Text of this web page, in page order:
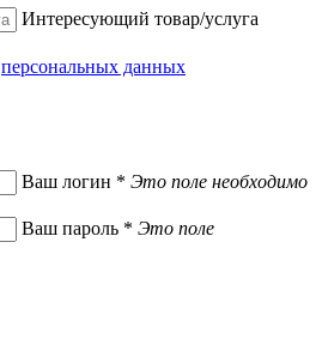
Интересующий товар/услуга
персональных данных
Ваш логин * Это поле необходимо
Ваш пароль * Это поле